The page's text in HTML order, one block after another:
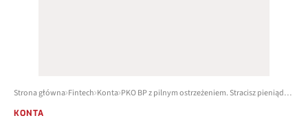
Strona główna Fintech Konta PKO BP z pilnym ostrzeżeniem. Stracisz pieniądze, jak tego nie zrobisz
KONTA